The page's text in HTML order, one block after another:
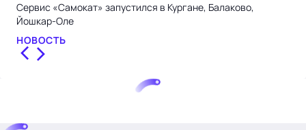
Сервис «Самокат» запустился в Кургане, Балаково,
Йошкар-Оле
НОВОСТЬ